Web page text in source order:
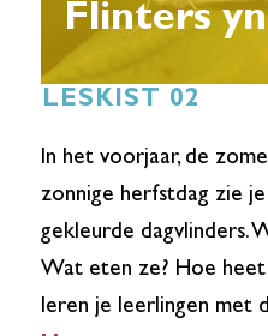
Flinters
LESKIST 02
In het voorjaar, de
zonnige herfstdag zie
gekleurde dagvlinders.
Wat eten ze? Hoe
leren je leerlingen met